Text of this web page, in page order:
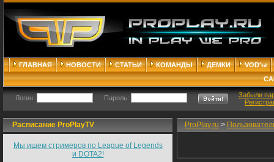
ГЛАВНАЯ НОВОСТИ СТАТЬИ КОМАНДЫ ДЕМКИ
VOD'ы
Логин: Пароль:
Забыли
Расписание ProPlayTV
Мы ищем стримеров по League of Legends
и DOTA2!
ProPlay.ru >